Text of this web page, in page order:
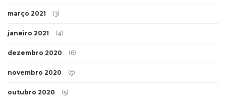
março 2021 (3)
janeiro 2021 (4)
dezembro 2020 (6)
novembro 2020 (5)
outubro 2020 (5)